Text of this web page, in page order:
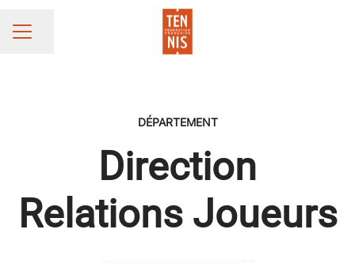
MENU CARRIÈRE
Partager la page
DÉPARTEMENT
Direction
Relations Joueurs